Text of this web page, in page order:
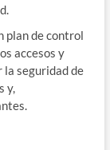
plan de control
accesos y
la seguridad de
y,